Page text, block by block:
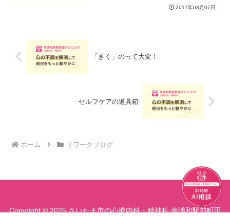
す。３度の食事の質は、とても大切で
す。「第７番目の栄養素」なんても表現
2017年03月07日
「きく」のって大変！
セルフケアの道具箱
ホーム リワークブログ
Copyright © 2025 さいたま市の心療内科・精神科 南浦和駅前町田
チャット